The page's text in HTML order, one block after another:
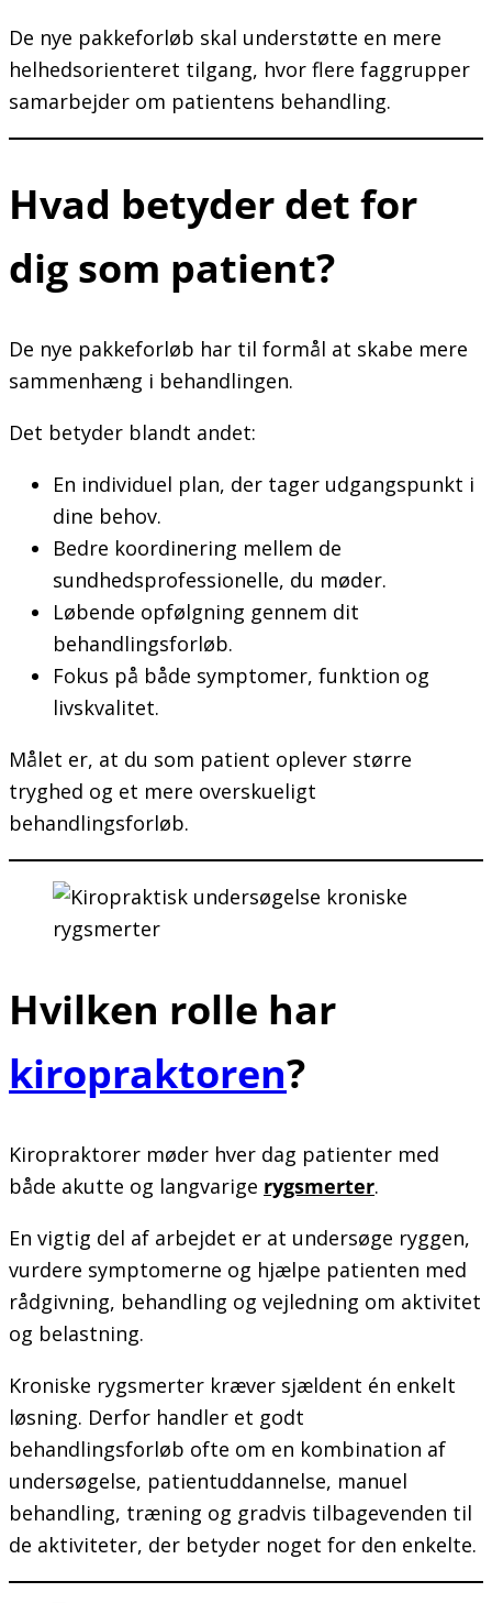
De nye pakkeforløb skal understøtte en mere
helhedsorienteret tilgang, hvor flere faggrupper
samarbejder om patientens behandling.
Hvad betyder det for
dig som patient?
De nye pakkeforløb har til formål at skabe mere
sammenhæng i behandlingen.
Det betyder blandt andet:
En individuel plan, der tager udgangspunkt i
dine behov.
Bedre koordinering mellem de
sundhedsprofessionelle, du møder.
Løbende opfølgning gennem dit
behandlingsforløb.
Fokus på både symptomer, funktion og
livskvalitet.
Målet er, at du som patient oplever større
tryghed og et mere overskueligt
behandlingsforløb.
Hvilken rolle har
kiropraktoren?
Kiropraktorer møder hver dag patienter med
både akutte og langvarige rygsmerter.
En vigtig del af arbejdet er at undersøge ryggen,
vurdere symptomerne og hjælpe patienten med
rådgivning, behandling og vejledning om aktivitet
og belastning.
Kroniske rygsmerter kræver sjældent én enkelt
løsning. Derfor handler et godt
behandlingsforløb ofte om en kombination af
undersøgelse, patientuddannelse, manuel
behandling, træning og gradvis tilbagevenden til
de aktiviteter, der betyder noget for den enkelte.